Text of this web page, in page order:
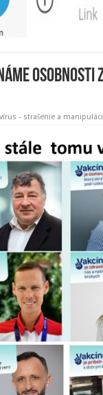
- strašenie a